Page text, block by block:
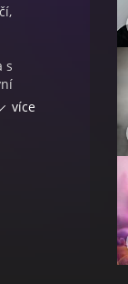
s
patří
více